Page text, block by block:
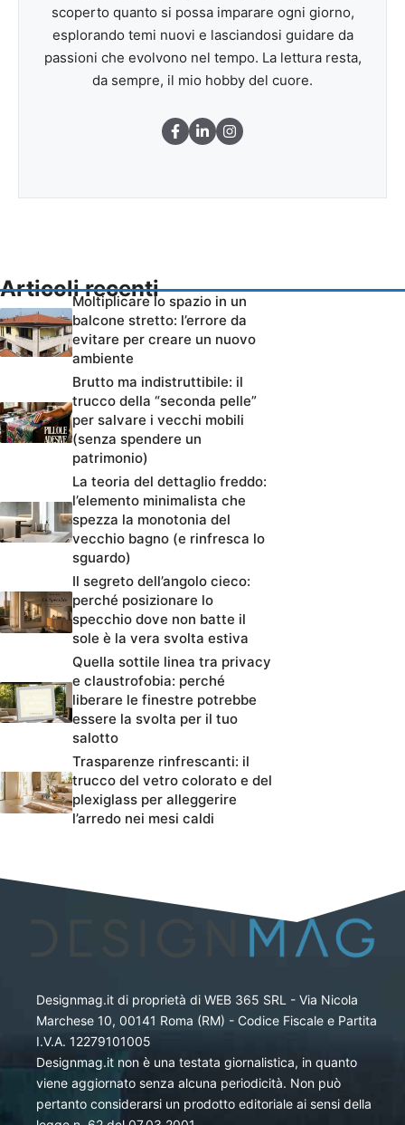
scoperto quanto si possa imparare ogni giorno,
esplorando temi nuovi e lasciandosi guidare da
passioni che evolvono nel tempo. La lettura resta,
da sempre, il mio hobby del cuore.
Articoli recenti
Moltiplicare lo spazio in un
balcone stretto: l’errore da
evitare per creare un nuovo
ambiente
Brutto ma indistruttibile: il
trucco della “seconda pelle”
per salvare i vecchi mobili
(senza spendere un
patrimonio)
La teoria del dettaglio freddo:
l’elemento minimalista che
spezza la monotonia del
vecchio bagno (e rinfresca lo
sguardo)
Il segreto dell’angolo cieco:
perché posizionare lo
specchio dove non batte il
sole è la vera svolta estiva
Quella sottile linea tra privacy
e claustrofobia: perché
liberare le finestre potrebbe
essere la svolta per il tuo
salotto
Trasparenze rinfrescanti: il
trucco del vetro colorato e del
plexiglass per alleggerire
l’arredo nei mesi caldi
Designmag.it di proprietà di WEB 365 SRL - Via Nicola
Marchese 10, 00141 Roma (RM) - Codice Fiscale e Partita
I.V.A. 12279101005
Designmag.it non è una testata giornalistica, in quanto
viene aggiornato senza alcuna periodicità. Non può
pertanto considerarsi un prodotto editoriale ai sensi della